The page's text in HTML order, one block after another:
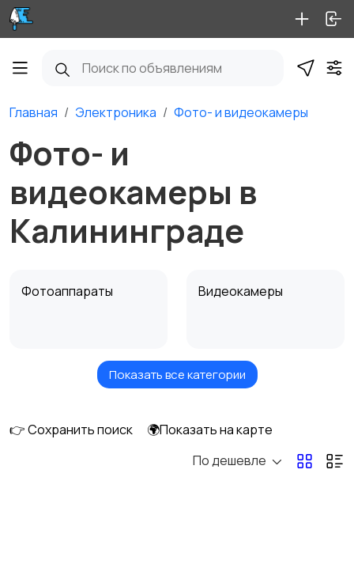
Главная Электроника Фото- и видеокамеры
Фото- и
видеокамеры в
Калининграде
Фотоаппараты Видеокамеры
Видеонаблюдение Объективы
Показать все категории
👉 Сохранить поиск
🌍Показать на карте
По дешевле